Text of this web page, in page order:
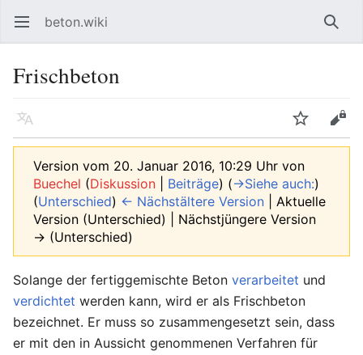
Hauptmenü öffnen beton.wiki
Frischbeton
Sprache Beobachten Bearbeiten
Version vom 20. Januar 2016, 10:29 Uhr von
Buechel (Diskussion Beiträge) (→‎Siehe auch:)
(Unterschied) ← Nächstältere Version | Aktuelle
Version (Unterschied) | Nächstjüngere Version
→ (Unterschied)
Solange der fertiggemischte Beton verarbeitet und
verdichtet werden kann, wird er als Frischbeton
bezeichnet. Er muss so zusammengesetzt sein, dass
er mit den in Aussicht genommenen Verfahren für